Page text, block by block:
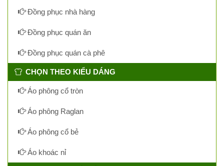
Đồng phục nhà hàng
Đồng phục quán ăn
Đồng phục quán cà phê
CHỌN THEO KIỂU DÁNG
Áo phông cổ tròn
Áo phông Raglan
Áo phông cổ bẻ
Áo khoác nỉ